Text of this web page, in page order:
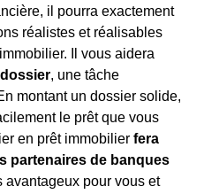
il pourra exactement
réalistes et réalisables
Il vous aidera
, une tâche
montant un dossier solide,
le prêt que vous
en prêt immobilier fera
partenaires de banques
avantageux pour vous et